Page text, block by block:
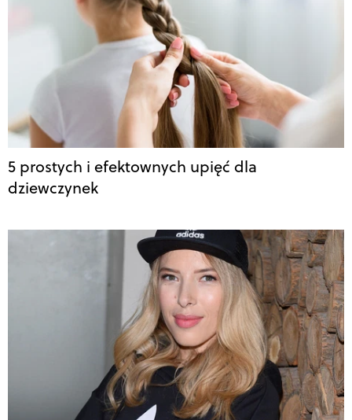
5 prostych i efektownych upięć dla
dziewczynek